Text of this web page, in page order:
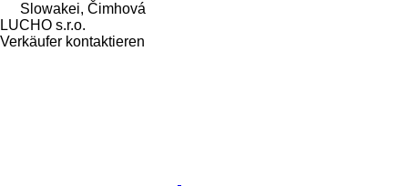
Slowakei, Čimhová
LUCHO s.r.o.
Verkäufer kontaktieren